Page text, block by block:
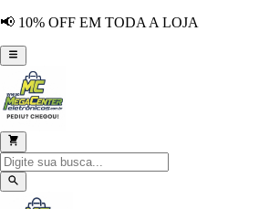
📢 10% OFF EM TODA A LOJA